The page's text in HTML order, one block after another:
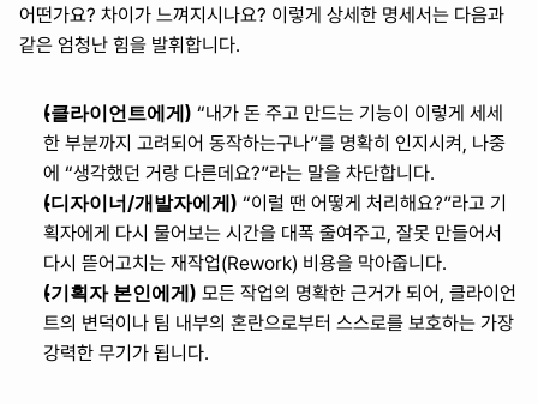
어떤가요? 차이가 느껴지시나요? 이렇게 상세한 명세서는 다음과
같은 엄청난 힘을 발휘합니다.
(클라이언트에게) “내가 돈 주고 만드는 기능이 이렇게 세세
한 부분까지 고려되어 동작하는구나”를 명확히 인지시켜, 나중
에 “생각했던 거랑 다른데요?”라는 말을 차단합니다.
(디자이너/개발자에게) “이럴 땐 어떻게 처리해요?”라고 기
획자에게 다시 물어보는 시간을 대폭 줄여주고, 잘못 만들어서
다시 뜯어고치는 재작업(Rework) 비용을 막아줍니다.
(기획자 본인에게) 모든 작업의 명확한 근거가 되어, 클라이언
트의 변덕이나 팀 내부의 혼란으로부터 스스로를 보호하는 가장
강력한 무기가 됩니다.